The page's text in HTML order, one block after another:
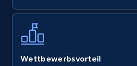
5.6K+ 875+
Walmart - products - Find
Wettbewerbsvorteil